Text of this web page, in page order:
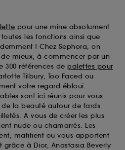
pour une mine absolument
les fonctions ainsi que
! Chez Sephora, on
mieux, à commencer par un
300 références de palettes pour
Tilbury, Too Faced ou
votre regard ébloui.
sont ici réunis pour vous
la beauté autour de fards
A vous de créer les plus
nude ou chamarrés. Les
matifient ou vous apportent
à Dior, Anastasia Beverly